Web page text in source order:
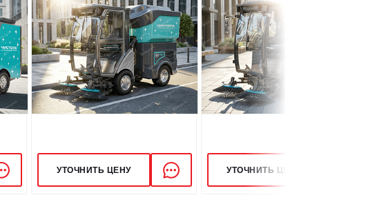
УТОЧНИТЬ ЦЕНУ УТОЧНИТЬ ЦЕНУ